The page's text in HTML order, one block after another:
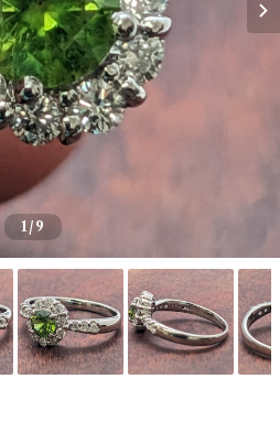
1/9